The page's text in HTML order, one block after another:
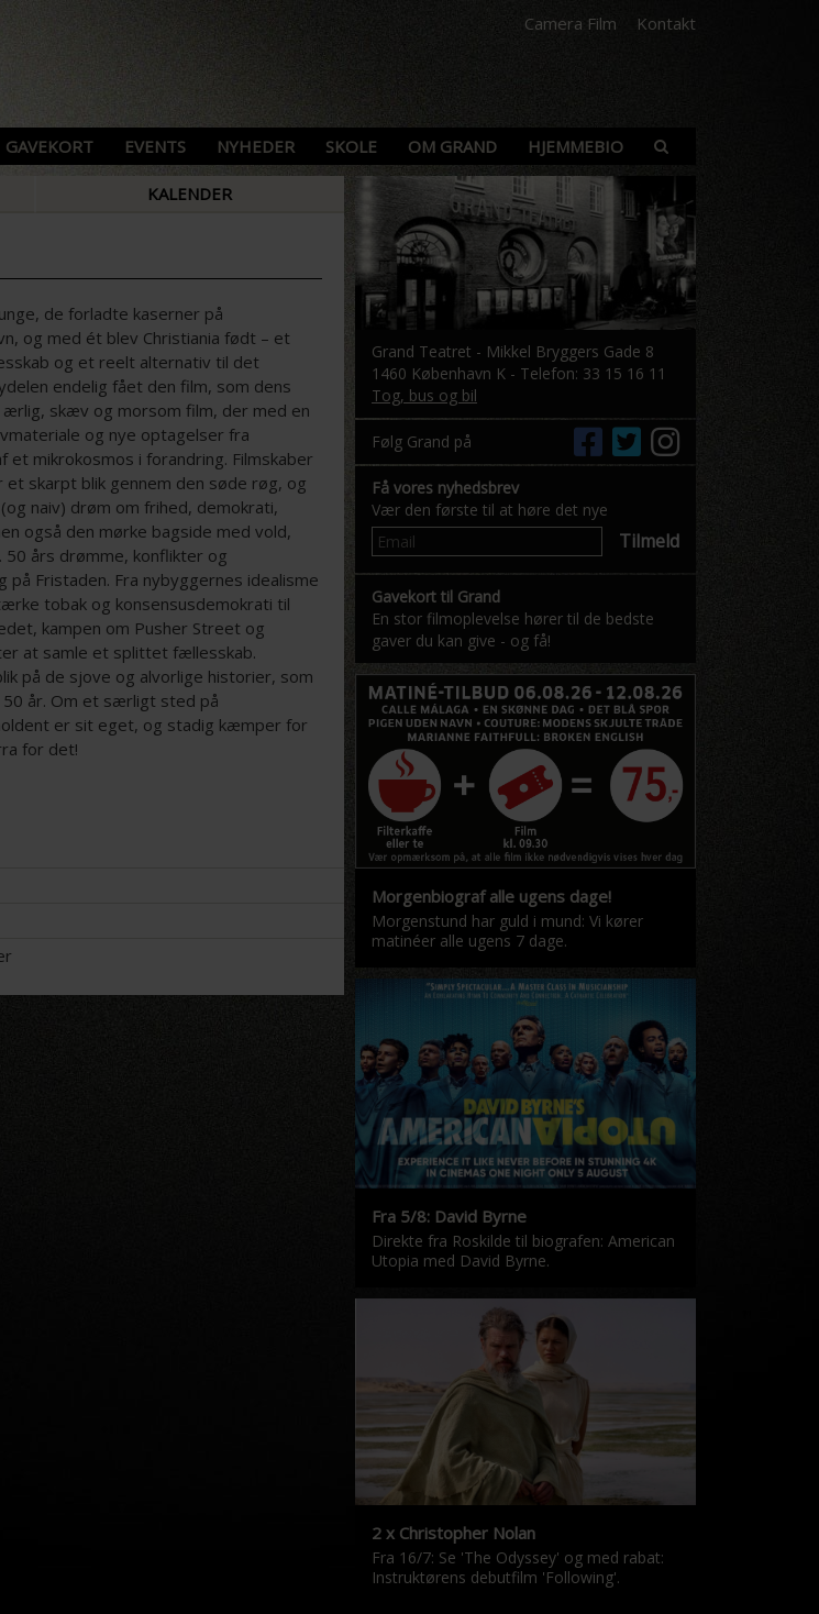
Camera Film Kontakt
GAVEKORT EVENTS NYHEDER SKOLE OM GRAND HJEMMEBIO
KALENDER
de forladte kaserner på
og med ét blev Christiania født – et
og et reelt alternativ til det
endelig fået den film, som dens
skæv og morsom film, der med en
og nye optagelser fra
mikrokosmos i forandring. Filmskaber
et skarpt blik gennem den søde røg, og
naiv) drøm om frihed, demokrati,
også den mørke bagside med vold,
års drømme, konflikter og
Fristaden. Fra nybyggernes idealisme
tobak og konsensusdemokrati til
kampen om Pusher Street og
at samle et splittet fællesskab.
på de sjove og alvorlige historier, som
år. Om et særligt sted på
er sit eget, og stadig kæmper for
for det!
Grand Teatret - Mikkel Bryggers Gade 8
1460 København K - Telefon: 33 15 16 11
Tog, bus og bil
Følg Grand på
Få vores nyhedsbrev
Vær den første til at høre det nye
Tilmeld
Gavekort til Grand
En stor filmoplevelse hører til de bedste
gaver du kan give - og få!
Morgenbiograf alle ugens dage!
Morgenstund har guld i mund: Vi kører
matinéer alle ugens 7 dage.
Fra 5/8: David Byrne
Direkte fra Roskilde til biografen: American
Utopia med David Byrne.
2 x Christopher Nolan
Fra 16/7: Se 'The Odyssey' og med rabat:
Instruktørens debutfilm 'Following'.